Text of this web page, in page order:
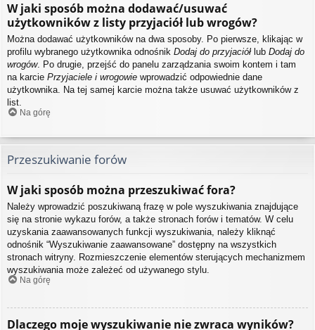
W jaki sposób można dodawać/usuwać
użytkowników z listy przyjaciół lub wrogów?
Można dodawać użytkowników na dwa sposoby. Po pierwsze, klikając w
profilu wybranego użytkownika odnośnik Dodaj do przyjaciółlub Dodaj do
wrogów. Po drugie, przejść do panelu zarządzania swoim kontem i tam
na karcie Przyjaciele i wrogowie wprowadzić odpowiednie dane
użytkownika. Na tej samej karcie można także usuwać użytkowników z
list.
Na górę
Przeszukiwanie forów
W jaki sposób można przeszukiwać fora?
Należy wprowadzić poszukiwaną frazę w pole wyszukiwania znajdujące
się na stronie wykazu forów, a także stronach forów i tematów. W celu
uzyskania zaawansowanych funkcji wyszukiwania, należy kliknąć
odnośnik “Wyszukiwanie zaawansowane” dostępny na wszystkich
stronach witryny. Rozmieszczenie elementów sterujących mechanizmem
wyszukiwania może zależeć od używanego stylu.
Na górę
Dlaczego moje wyszukiwanie nie zwraca wyników?